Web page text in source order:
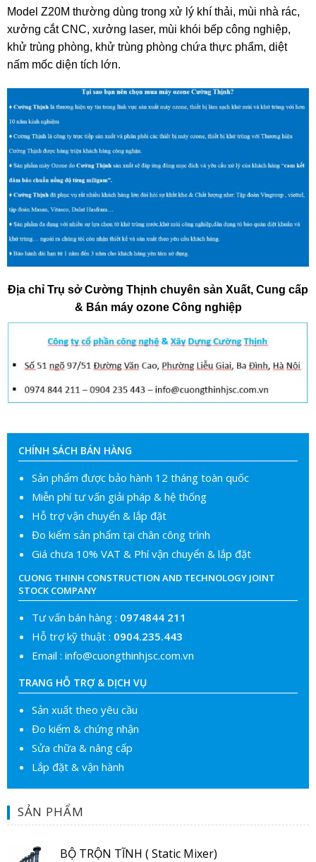
Model Z20M thường dùng trong xử lý khí thải, mùi nhà rác,
xưởng cắt CNC, xưởng laser, mùi khói bếp công nghiệp,
khử trùng phòng, khử trùng phòng chứa thực phẩm, diệt
nấm mốc diện tích lớn.
Địa chỉ Trụ sở Cường Thịnh chuyên sản Xuất, Cung cấp
& Bán máy ozone Công nghiệp
CHÍNH SÁCH BÁN HÀNG
Sản phẩm được bảo hành 12 tháng toàn quốc
Miễn phí tư vấn giải pháp & hệ thống
Hỗ trợ vận chuyển & lắp đặt
Đo kiểm sản phẩm tại chân công trình
Giá chưa 10% VAT & Phí vận chuyển & lắp đặt
CUONG THINH CONSTRUCTION AND TECHNOLOGY JOINT
STOCK COMPANY
Tư vấn bán hàng : 0974844 211
Hỗ trợ kỹ thuật : 0904.235.443
Email :info@cuongthinhjsc.com.vn
TRANG HỖ TRỢ & DỊCH VỤ
Sản xuất theo yêu cầu
Đo kiểm & chứng nhận
Sửa chữa & nâng cấp
Lắp đặt & vận hành
SẢN PHẨM
BỘ TRỘN TĨNH ( Static Mixer)